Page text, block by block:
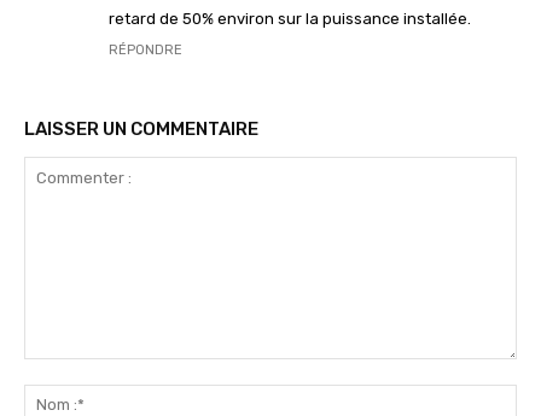
retard de 50% environ sur la puissance installée.
RÉPONDRE
LAISSER UN COMMENTAIRE